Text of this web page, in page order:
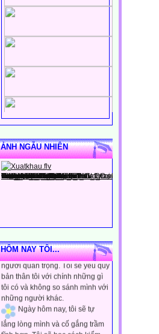
ẢNH NGẪU NHIÊN
HÔM NAY TÔI...
rằng mình là người đặc biệt, một
người quan trọng. Tôi sẽ yêu quý
bản thân tôi với chính những gì
tôi có và không so sánh mình với
những người khác.
Ngày hôm nay, tôi sẽ tự
lắng lòng mình và cố gắng trầm
tĩnh hơn. Tôi sẽ học cách kiểm